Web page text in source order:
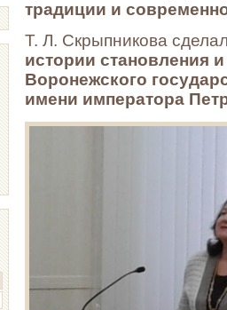
традиции и
Т. Л. Скрыпникова
истории становления
Воронежского
имени императора